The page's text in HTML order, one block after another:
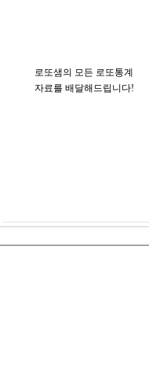
로또샘의 모든 로또통계
자료를 배달해드립니다!